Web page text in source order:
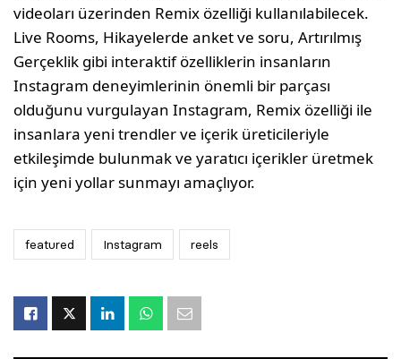
videoları üzerinden Remix özelliği kullanılabilecek.
Live Rooms, Hikayelerde anket ve soru, Artırılmış
Gerçeklik gibi interaktif özelliklerin insanların
Instagram deneyimlerinin önemli bir parçası
olduğunu vurgulayan Instagram, Remix özelliği ile
insanlara yeni trendler ve içerik üreticileriyle
etkileşimde bulunmak ve yaratıcı içerikler üretmek
için yeni yollar sunmayı amaçlıyor.
featured Instagram reels